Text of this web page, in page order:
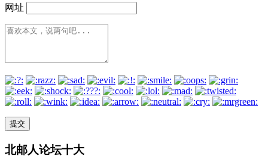
网址
北邮人论坛十大